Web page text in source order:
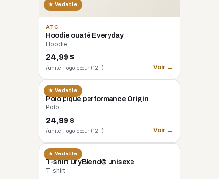
★ Vedette
ATC
Hoodie ouaté Everyday
Hoodie
24,99 $
/unité · logo cœur (12+) Voir →
★ Vedette
CORE 365
Polo piqué performance Origin
Polo
24,99 $
/unité · logo cœur (12+) Voir →
★ Vedette
GILDAN
T-shirt DryBlend® unisexe
T-shirt